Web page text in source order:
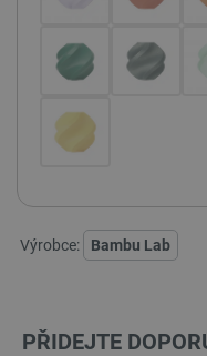
Výrobce: Bambu Lab
PŘIDEJTE